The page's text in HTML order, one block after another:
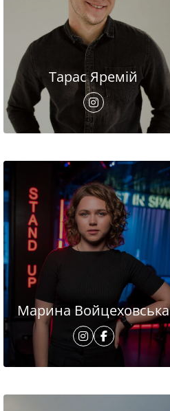
Тарас Яремій
Марина Войцеховська